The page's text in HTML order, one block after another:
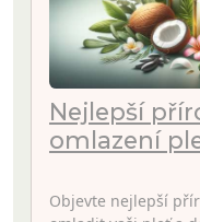
Nejlepší
omlazení
Objevte nejlepší